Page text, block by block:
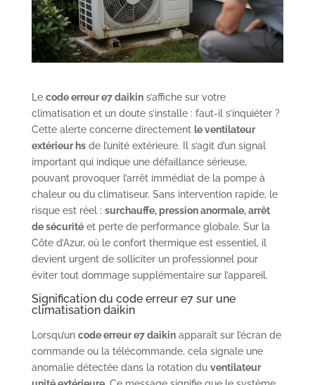
Le code erreur e7 daikins’affiche sur votre
climatisation et un doute s’installe : faut-il s’inquiéter ?
Cette alerte concerne directement le ventilateur
extérieur hsde l’unité extérieure. Il s’agit d’un signal
important qui indique une défaillance sérieuse,
pouvant provoquer l’arrêt immédiat de la pompe à
chaleur ou du climatiseur. Sans intervention rapide, le
risque est réel : surchauffe, pression anormale, arrêt
de sécuritéet perte de performance globale. Sur la
Côte d’Azur, où le confort thermique est essentiel, il
devient urgent de solliciter un professionnel pour
éviter tout dommage supplémentaire sur l’appareil.
Signification du code erreur e7 sur une
climatisation daikin
Lorsqu’un code erreur e7 daikinapparaît sur l’écran de
commande ou la télécommande, cela signale une
anomalie détectée dans la rotation du ventilateur